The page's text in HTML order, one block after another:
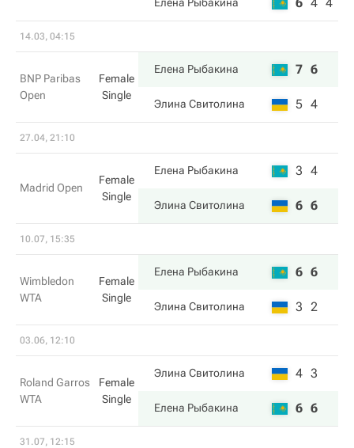
14.03, 04:15
BNP Paribas
Open
Female
Single
Елена Рыбакина 7 6
Элина Свитолина 5 4
27.04, 21:10
Madrid Open
Female
Single
Елена Рыбакина 3 4
Элина Свитолина 6 6
10.07, 15:35
Wimbledon
WTA
Female
Single
Елена Рыбакина 6 6
Элина Свитолина 3 2
03.06, 12:10
Roland Garros
WTA
Female
Single
Элина Свитолина 4 3
Елена Рыбакина 6 6
31.07, 12:15